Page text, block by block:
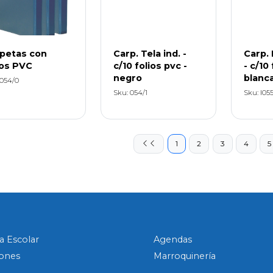
con
PVC
0
Carp. Tela ind. -
c/10 folios pvc -
negro
Sku: 054/1
Carp.
- c/10
Sku:
1 2 3 4 5
Escolar
Agendas
Marroquinería